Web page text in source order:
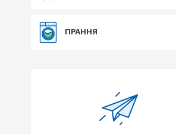
ПРАННЯ